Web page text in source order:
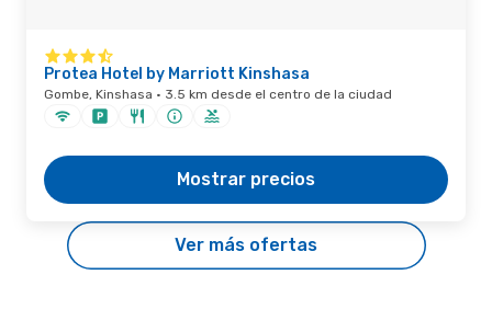
Protea Hotel by Marriott Kinshasa
Gombe, Kinshasa · 3.5 km desde el centro de la ciudad
Mostrar precios
Ver más ofertas